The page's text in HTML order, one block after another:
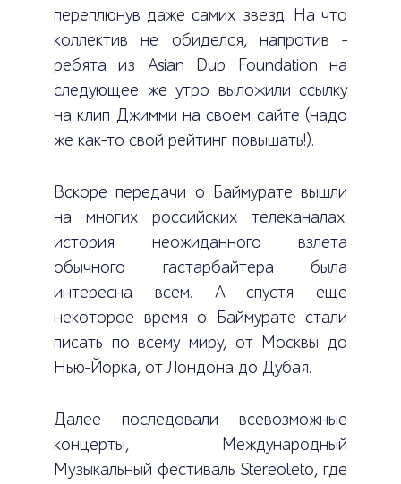
переплюнув даже самих звезд. На что
коллектив не обиделся, напротив –
ребята из Asian Dub Foundation на
следующее же утро выложили ссылку
на клип Джимми на своем сайте (надо
же как-то свой рейтинг повышать!).
Вскоре передачи о Баймурате вышли
на многих российских телеканалах:
история неожиданного взлета
обычного гастарбайтера была
интересна всем. А спустя еще
некоторое время о Баймурате стали
писать по всему миру, от Москвы до
Нью-Йорка, от Лондона до Дубая.
Далее последовали всевозможные
концерты, Международный
Музыкальный фестиваль Stereoleto, где